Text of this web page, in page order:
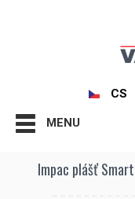
CS
MENU
Impac plášť